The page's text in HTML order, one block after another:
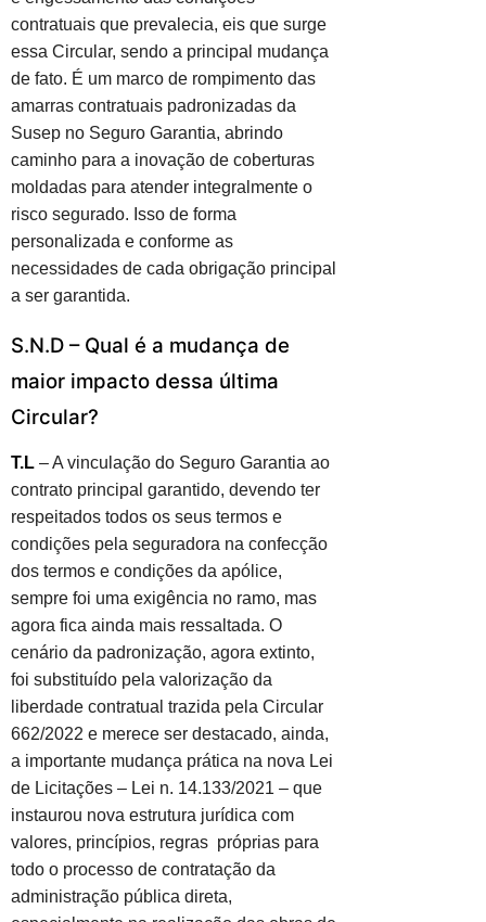
contratuais que prevalecia, eis que surge
essa Circular, sendo a principal mudança
de fato. É um marco de rompimento das
amarras contratuais padronizadas da
Susep no Seguro Garantia, abrindo
caminho para a inovação de coberturas
moldadas para atender integralmente o
risco segurado. Isso de forma
personalizada e conforme as
necessidades de cada obrigação principal
a ser garantida.
S.N.D – Qual é a mudança de
maior impacto dessa última
Circular?
T.L – A vinculação do Seguro Garantia ao
contrato principal garantido, devendo ter
respeitados todos os seus termos e
condições pela seguradora na confecção
dos termos e condições da apólice,
sempre foi uma exigência no ramo, mas
agora fica ainda mais ressaltada. O
cenário da padronização, agora extinto,
foi substituído pela valorização da
liberdade contratual trazida pela Circular
662/2022 e merece ser destacado, ainda,
a importante mudança prática na nova Lei
de Licitações – Lei n. 14.133/2021 – que
instaurou nova estrutura jurídica com
valores, princípios, regras próprias para
todo o processo de contratação da
administração pública direta,